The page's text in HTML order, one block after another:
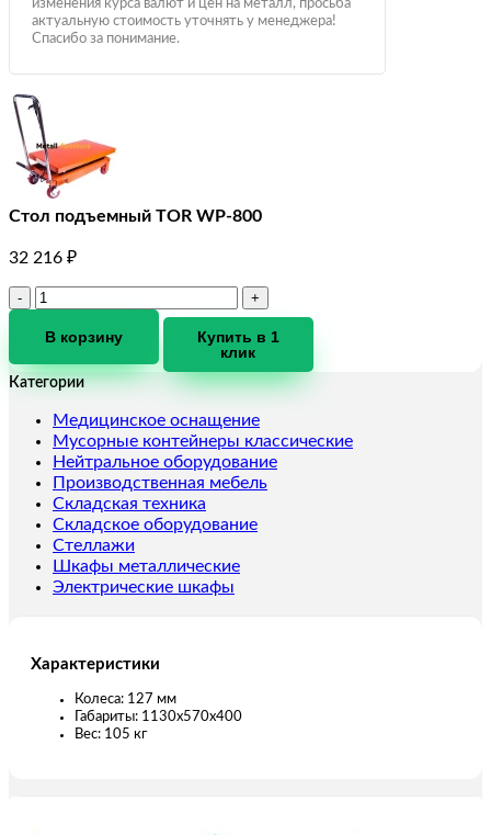
изменения курса валют и цен на металл, просьба
актуальную стоимость уточнять у менеджера!
Спасибо за понимание.
Стол подъемный TOR WP-800
32 216 ₽
Количество
Стол
TOR
800
В корзину
Купить в 1
клик
Категории
Медицинское оснащение
Мусорные контейнеры классические
Нейтральное оборудование
Производственная мебель
Складская техника
Складское оборудование
Стеллажи
Шкафы металлические
Электрические шкафы
Характеристики
Колесa: 127 мм
Габариты: 1130х570х400
Вес: 105 кг